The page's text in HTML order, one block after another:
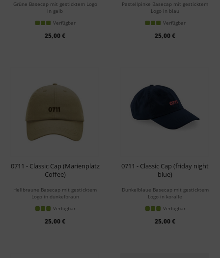
Grüne Basecap mit gesticktem Logo
in gelb
Verfügbar
25,00 €
Pastellpinke Basecap mit gesticktem
Logo in blau
Verfügbar
25,00 €
0711 - Classic Cap (Marienplatz
Coffee)
Hellbraune Basecap mit gesticktem
Logo in dunkelbraun
Verfügbar
25,00 €
0711 - Classic Cap (friday night
blue)
Dunkelblaue Basecap mit gesticktem
Logo in koralle
Verfügbar
25,00 €